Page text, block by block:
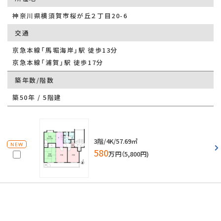
神奈川県横須賀市桜が丘２丁目20-6
交通
京急本線「馬堀海岸」駅 徒歩13分
京急本線「浦賀」駅 徒歩17分
築年数/階数
築50年 / 5階建
NEW 3階/4K/57.69㎡
580万円（5,800円)